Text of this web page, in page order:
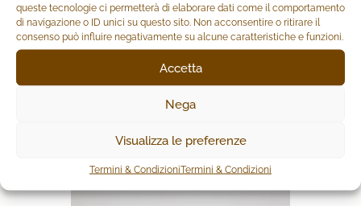
queste tecnologie ci permetterà di elaborare dati come il comportamento
di navigazione o ID unici su questo sito. Non acconsentire o ritirare il
consenso può influire negativamente su alcune caratteristiche e funzioni.
Accetta
Nega
Visualizza le preferenze
Termini & CondizioniTermini & Condizioni
39,90 €
AGGIUNGI AL CARRELLO
PRODOTTI CORRELATI